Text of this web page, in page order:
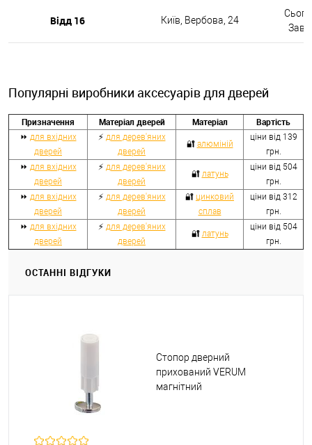
Відд 16 Київ, Вербова, 24
Популярні виробники аксесуарів для дверей
Призначення Матеріал дверей Матеріал Вартість
⏩ для вхідних
дверей
⚡ для дерев'яних
дверей
🔐 алюміній
ціни від 139
грн.
⏩ для вхідних
дверей
⚡ для дерев'яних
дверей
🔐 латунь
ціни від 504
грн.
⏩ для вхідних
дверей
⚡ для дерев'яних
дверей
🔐 цинковий
сплав
ціни від 312
грн.
⏩ для вхідних
дверей
⚡ для дерев'яних
дверей
🔐 латунь
ціни від 504
грн.
ОСТАННІ ВІДГУКИ
Стопор дверний
прихований VERUM
магнітний